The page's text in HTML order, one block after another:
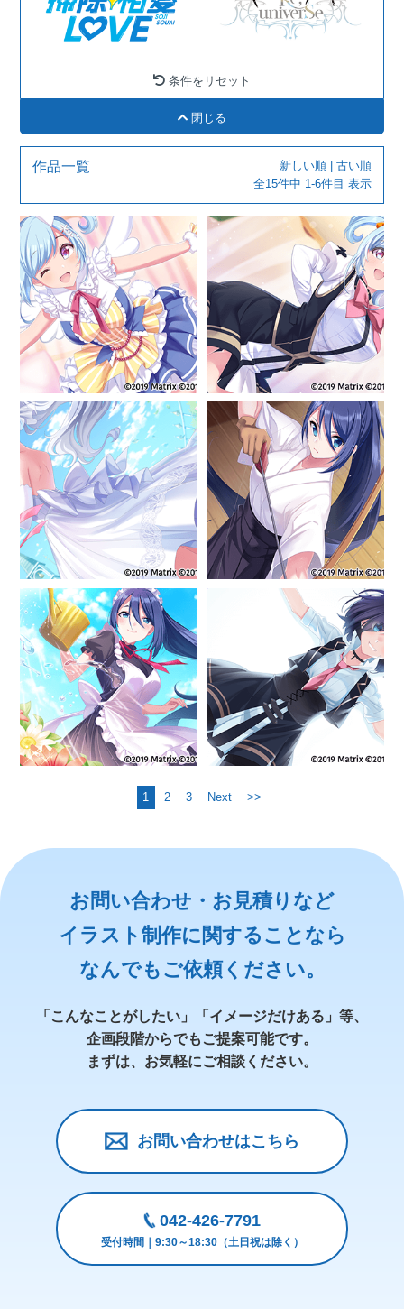
条件をリセット
閉じる
作品一覧
全15件中 1-6件目 表示
新しい順| 古い順
1 2 3 Next >>
お問い合わせ・お見積りなど
イラスト制作に関することなら
なんでもご依頼ください。
「こんなことがしたい」「イメージだけある」等、
企画段階からでもご提案可能です。
まずは、お気軽にご相談ください。
お問い合わせはこちら
042-426-7791
受付時間｜9:30～18:30（土日祝は除く）